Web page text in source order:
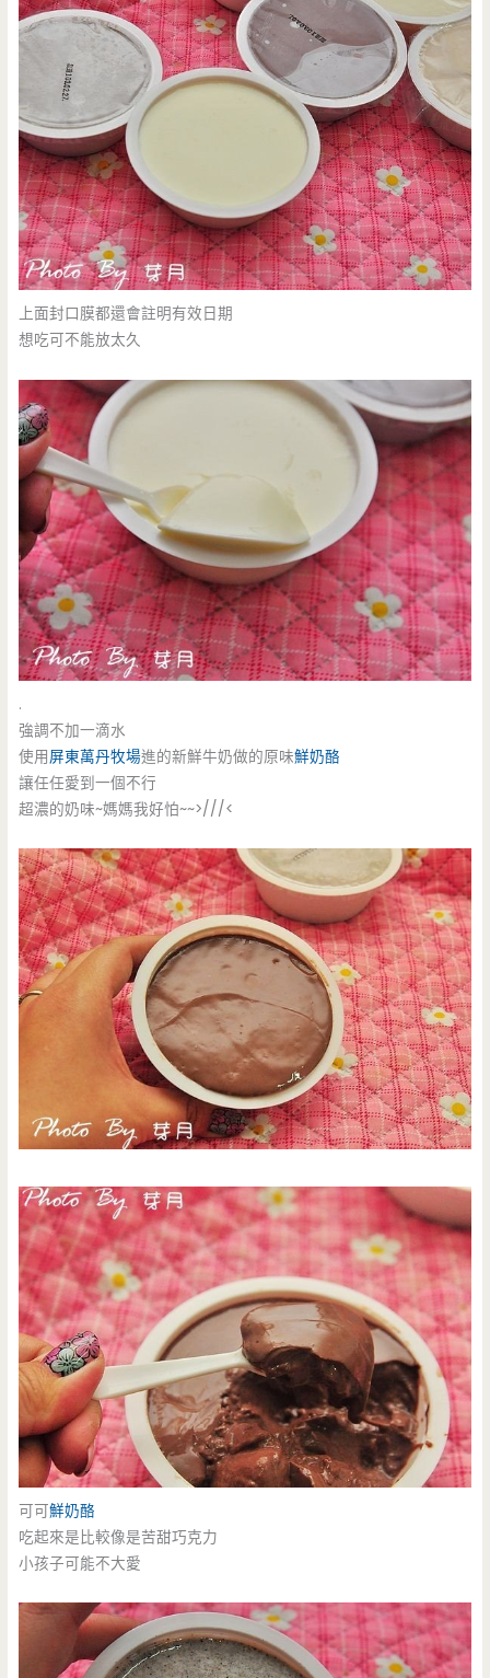
上面封口膜都還會註明有效日期
想吃可不能放太久
.
強調不加一滴水
使用屏東萬丹牧場進的新鮮牛奶做的原味鮮奶酪
讓任任愛到一個不行
超濃的奶味~媽媽我好怕~~>///<
可可鮮奶酪
吃起來是比較像是苦甜巧克力
小孩子可能不大愛